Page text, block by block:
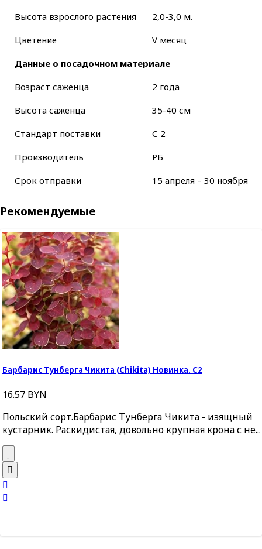
Высота взрослого растения
2,0-3,0 м.
Цветение
V месяц
Данные о посадочном материале
Возраст саженца
2 года
Высота саженца
35-40 см
Стандарт поставки
С 2
Производитель
РБ
Срок отправки
15 апреля – 30 ноября
Рекомендуемые
Барбарис Тунберга Чикита (Chikita) Новинка. С2
16.57 BYN
Польский сорт.Барбарис Тунберга Чикита - изящный
кустарник. Раскидистая, довольно крупная крона с